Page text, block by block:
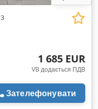
1 685 EUR
VB додається ПДВ
Зателефонувати